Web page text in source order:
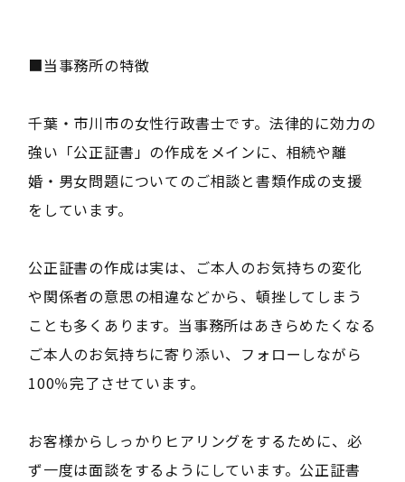
■当事務所の特徴
千葉・市川市の女性行政書士です。法律的に効力の
強い「公正証書」の作成をメインに、相続や離
婚・男女問題についてのご相談と書類作成の支援
をしています。
公正証書の作成は実は、ご本人のお気持ちの変化
や関係者の意思の相違などから、頓挫してしまう
ことも多くあります。当事務所はあきらめたくなる
ご本人のお気持ちに寄り添い、フォローしながら
100％完了させています。
お客様からしっかりヒアリングをするために、必
ず一度は面談をするようにしています。公正証書